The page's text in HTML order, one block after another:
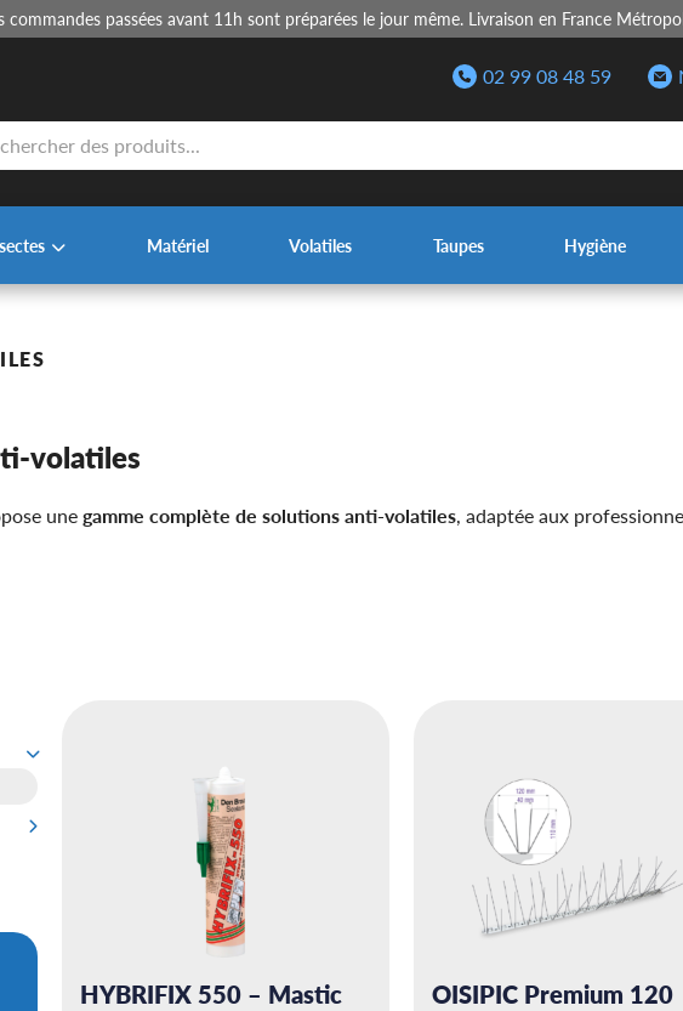
commandes passées avant 11h sont préparées le jour même. Livraison en France
02 99 08 48 59
Matériel Volatiles Taupes Hygiène
volatiles
unegamme complète de solutions anti-volatiles, adaptée aux
HYBRIFIX 550 – Mastic
OISIPIC Premium 120